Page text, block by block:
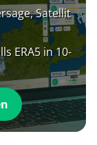
Satellit
ERA5 in 10-